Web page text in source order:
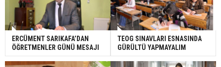
ERCÜMENT SARIKAFA’DAN
ÖĞRETMENLER GÜNÜ MESAJI
TEOG SINAVLARI ESNASINDA
GÜRÜLTÜ YAPMAYALIM